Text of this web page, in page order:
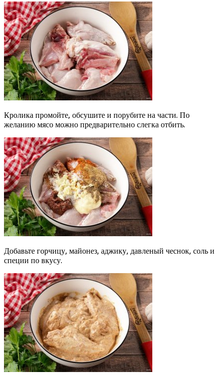
Кролика промойте, обсушите и порубите на части. По
желанию мясо можно предварительно слегка отбить.
Добавьте горчицу, майонез, аджику, давленый чеснок, соль и
специи по вкусу.